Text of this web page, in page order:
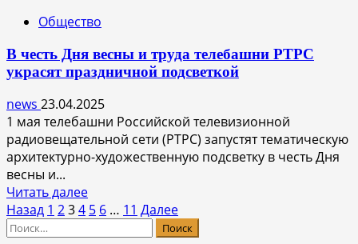
в
B
аэропорта
Шереметьево:
комфортное
пространство
для
пассажиров
Общество
В честь Дня весны и труда телебашни РТРС
украсят праздничной подсветкой
news 23.04.2025
1 мая телебашни Российской телевизионной
радиовещательной сети (РТРС) запустят тематическую
архитектурно-художественную подсветку в честь Дня
весны и...
Читать далееПрочитать
больше
Пагинация
записей
Назад 1 234 5 6 … 11 Далее
Найти: